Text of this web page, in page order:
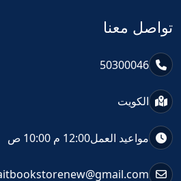
تواصل معنا
50300046
الكويت
مواعيد العمل12:00 م 10:00 ص